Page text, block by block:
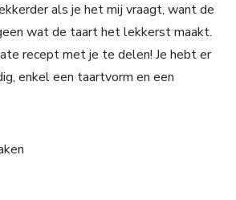
als je het mij vraagt, want de
wat de taart het lekkerst maakt.
recept met je te delen! Je hebt er
enkel een taartvorm en een